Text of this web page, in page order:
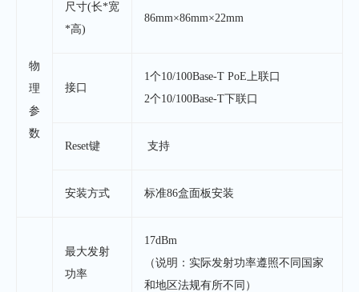
物
理
参
数
尺寸(长*宽
*高)
86mm×86mm×22mm
接口
1个10/100Base-T PoE上联口
2个10/100Base-T下联口
Reset键 支持
安装方式 标准86盒面板安装
最大发射
功率
17dBm
（说明：实际发射功率遵照不同国家
和地区法规有所不同）